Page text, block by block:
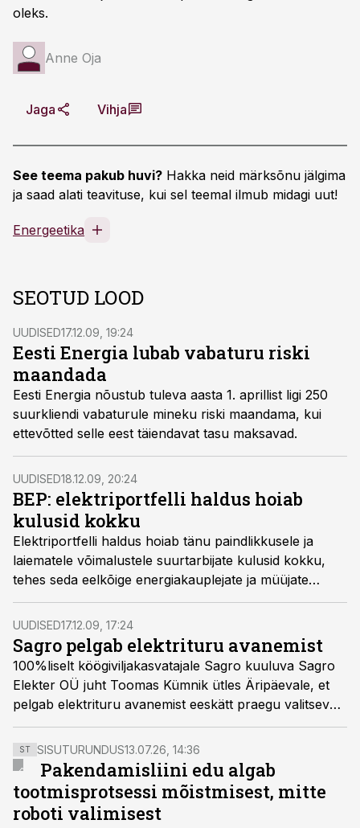
oleks.
Anne Oja
Jaga Vihja
See teema pakub huvi? Hakka neid märksõnu jälgima
ja saad alati teavituse, kui sel teemal ilmub midagi uut!
Energeetika
SEOTUD LOOD
UUDISED17.12.09, 19:24
Eesti Energia lubab vabaturu riski
maandada
Eesti Energia nõustub tuleva aasta 1. aprillist ligi 250
suurkliendi vabaturule mineku riski maandama, kui
ettevõtted selle eest täiendavat tasu maksavad.
UUDISED18.12.09, 20:24
BEP: elektriportfelli haldus hoiab
kulusid kokku
Elektriportfelli haldus hoiab tänu paindlikkusele ja
laiematele võimalustele suurtarbijate kulusid kokku,
tehes seda eelkõige energiakauplejate ja müüjate
marginaalide arvelt, rääkis Baltic Energy Partnersi
tegevjuht Kaido Veldemann.
UUDISED17.12.09, 17:24
Sagro pelgab elektrituru avanemist
100%liselt köögiviljakasvatajale Sagro kuuluva Sagro
Elekter OÜ juht Toomas Kümnik ütles Äripäevale, et
pelgab elektrituru avanemist eeskätt praegu valitseva
suure teadmatuse tõttu.
ST SISUTURUNDUS13.07.26, 14:36
Pakendamisliini edu algab
tootmisprotsessi mõistmisest, mitte
roboti valimisest